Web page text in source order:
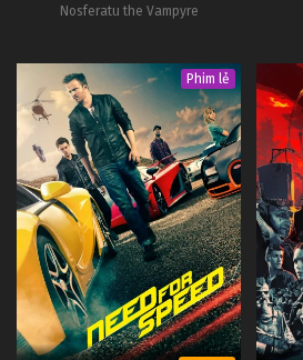
Nosferatu the Vampyre
Phim lẻ